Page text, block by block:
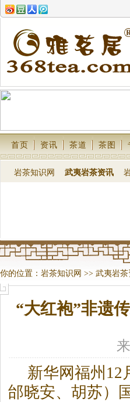
首页 资讯 茶道 茶图
岩茶知识网 武夷岩茶资讯
你的位置： 岩茶知识网 >> 武夷岩茶
“大红袍”非遗
新华网福州12
邰晓安、胡苏）